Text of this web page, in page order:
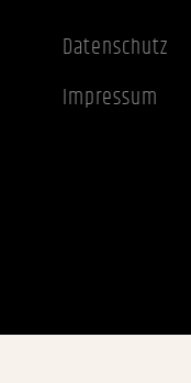
Datenschutz
Impressum